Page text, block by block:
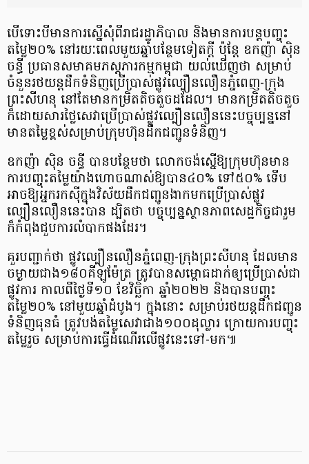
បើទោះបីមានការស្នើសុំពីរាជរដ្ឋាភិបាល និងមានការបន្តបញ្ចុះ
តម្លៃ២០% នៅរយៈពេលមួយឆ្នាំបន្ថែមទៀតក្តី ប៉ុន្តែ ឧកញ៉ា ស៊ិន
ចន្ធី ប្រធានសមាគមភស្តុភារកម្មកម្ពុជា យល់ឃើញថា សម្រាប់
ចំនួនរថយន្តដឹកទំនិញប្រើប្រាស់ផ្លូវល្បឿនលឿនភ្នំពេញ-ក្រុង
ព្រះសីហនុ នៅតែមានកម្រិតតិចតួចដដែល។ មានកម្រិតតិចតួច
ក៏ដោយសារថ្លៃសេវាប្រើប្រាស់ផ្លូវល្បឿនលឿននេះបច្ចុប្បន្ននៅ
មានតម្លៃខ្ពស់សម្រាប់ក្រុមហ៊ុនដឹកជញ្ជូនទំនិញ។
ឧកញ៉ា ស៊ិន ចន្ធី បានបន្ថែមថា លោកចង់ស្នើឱ្យក្រុមហ៊ុនមាន
ការបញ្ចុះតម្លៃយ៉ាងហោចណាស់ឱ្យបាន៤០% ទៅ៥០% ទើប
អាចឱ្យអ្នករកស៊ីក្នុងវិស័យដឹកជញ្ជូនងាកមកប្រើប្រាស់ផ្លូវ
ល្បឿនលឿននេះបាន ដ្បិតថា បច្ចុប្បន្នស្ថានភាពសេដ្ឋកិច្ចជារួម
ក៏កំពុងជួបការលំបាកផងដែរ។
គួរបញ្ជាក់ថា ផ្លូវល្បឿនលឿនភ្នំពេញ-ក្រុងព្រះសីហនុ ដែលមាន
ចម្ងាយជាង១៨០គីឡូម៉ែត្រ ត្រូវបានសម្ពោធដាក់ឲ្យប្រើប្រាស់ជា
ផ្លូវការ កាលពីថ្ងៃទី១០ ខែវិច្ឆិកា ឆ្នាំ២០២២ និងបានបញ្ចុះ
តម្លៃ២០% នៅមួយឆ្នាំដំបូង។ ក្នុងនោះ សម្រាប់រថយន្តដឹកជញ្ជូន
ទំនិញធុនធំ ត្រូវបង់តម្លៃសេវាជាង១០០ដុល្លារ ក្រោយ​ការបញ្ចុះ
តម្លៃរួច សម្រាប់ការធ្វើដំណើរលើផ្លូវនេះទៅ-មក៕